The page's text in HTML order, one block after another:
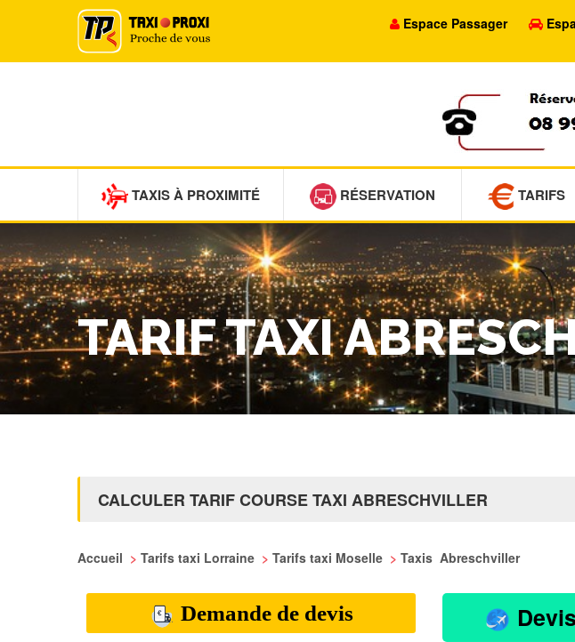
Espace Passager
TAXIS À PROXIMITÉ RÉSERVATION TARIFS
TARIF TAXI
CALCULER TARIF COURSE TAXI ABRESCHVILLER
Accueil > Tarifs taxi Lorraine > Tarifs taxi Moselle > Taxis Abreschviller
Demande de devis